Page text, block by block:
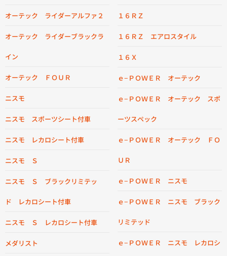
オーテック ライダーアルファ２
オーテック ライダーブラックラ
イン
オーテック ＦＯＵＲ
ニスモ
ニスモ スポーツシート付車
ニスモ レカロシート付車
ニスモ Ｓ
ニスモ Ｓ ブラックリミテッ
ド レカロシート付車
ニスモ Ｓ レカロシート付車
メダリスト
１６ＲＺ
１６ＲＺ エアロスタイル
１６Ｘ
ｅ−ＰＯＷＥＲ オーテック
ｅ−ＰＯＷＥＲ オーテック スポ
ーツスペック
ｅ−ＰＯＷＥＲ オーテック ＦＯ
ＵＲ
ｅ−ＰＯＷＥＲ ニスモ
ｅ−ＰＯＷＥＲ ニスモ ブラック
リミテッド
ｅ−ＰＯＷＥＲ ニスモ レカロシ